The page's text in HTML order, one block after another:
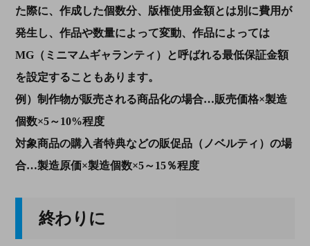
た際に、作成した個数分、版権使用金額とは別に費用が
発生し、作品や数量によって変動、作品によっては
MG（ミニマムギャランティ）と呼ばれる最低保証金額
を設定することもあります。
例）制作物が販売される商品化の場合…販売価格×製造
個数×5～10%程度
対象商品の購入者特典などの販促品（ノベルティ）の場
合…製造原価×製造個数×5～15％程度
終わりに